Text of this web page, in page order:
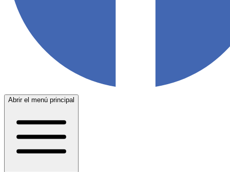
Abrir el menú principal